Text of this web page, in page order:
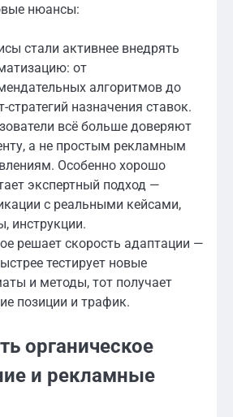
нюансы:
стали активнее внедрять
от
алгоритмов до
стратегий назначения ставок.
всё больше доверяют
а не простым рекламным
Особенно хорошо
экспертный подход —
с реальными кейсами,
инструкции.
решает скорость адаптации —
тестирует новые
и методы, тот получает
позиции и трафик.
органическое
и рекламные